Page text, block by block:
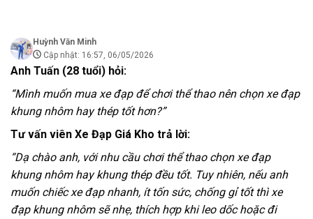
Huỳnh Văn Minh
Cập nhật: 16:57, 06/05/2026
Anh Tuấn (28 tuổi) hỏi:
“Mình muốn mua xe đạp để chơi thể thao nên chọn xe đạp
khung nhôm hay thép tốt hơn?”
Tư vấn viên Xe Đạp Giá Kho trả lời:
“Dạ chào anh, với nhu cầu chơi thể thao chọn xe đạp
khung nhôm hay khung thép đều tốt. Tuy nhiên, nếu anh
muốn chiếc xe đạp nhanh, ít tốn sức, chống gỉ tốt thì xe
đạp khung nhôm sẽ nhẹ, thích hợp khi leo dốc hoặc đi